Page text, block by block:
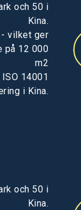
och 50 i
Kina.
- vilket ger
på 12 000
m2
14001
i Kina.
och 50 i
Kina.